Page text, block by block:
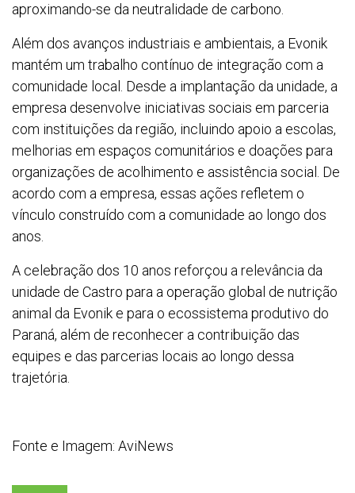
aproximando-se da neutralidade de carbono.
Além dos avanços industriais e ambientais, a Evonik
mantém um trabalho contínuo de integração com a
comunidade local. Desde a implantação da unidade, a
empresa desenvolve iniciativas sociais em parceria
com instituições da região, incluindo apoio a escolas,
melhorias em espaços comunitários e doações para
organizações de acolhimento e assistência social. De
acordo com a empresa, essas ações refletem o
vínculo construído com a comunidade ao longo dos
anos.
A celebração dos 10 anos reforçou a relevância da
unidade de Castro para a operação global de nutrição
animal da Evonik e para o ecossistema produtivo do
Paraná, além de reconhecer a contribuição das
equipes e das parcerias locais ao longo dessa
trajetória.
Fonte e Imagem: AviNews